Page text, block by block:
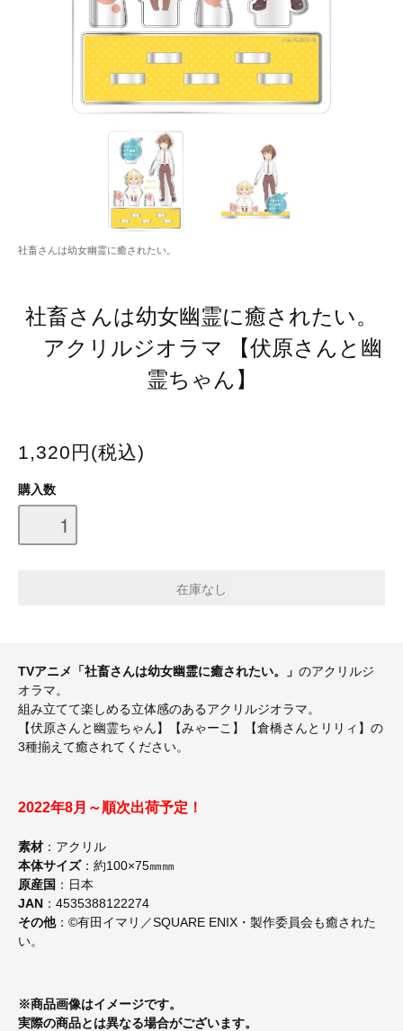
社畜さんは幼女幽霊に癒されたい。
社畜さんは幼女幽霊に癒されたい。
アクリルジオラマ 【伏原さんと幽
霊ちゃん】
1,320円(税込)
購入数
TVアニメ「社畜さんは幼女幽霊に癒されたい。」 のアクリルジ
オラマ。
組み立てて楽しめる立体感のあるアクリルジオラマ。
【伏原さんと幽霊ちゃん】【みゃーこ】【倉橋さんとリリィ】の
3種揃えて癒されてください。
2022年8月～順次出荷予定！
素材 ：アクリル
本体サイズ：約100×75㎜㎜
原産国 ：日本
JAN ：4535388122274
その他：©有田イマリ／SQUARE ENIX・製作委員会も癒された
い。
※商品画像はイメージです。
実際の商品とは異なる場合がございます。